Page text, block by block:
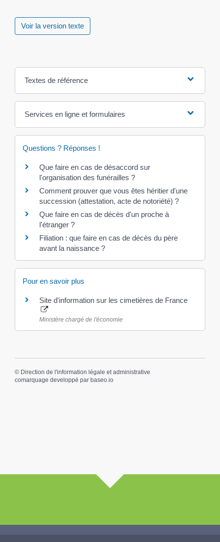
Voir la version texte
Textes de référence
Services en ligne et formulaires
Questions ? Réponses !
Que faire en cas de désaccord sur
l'organisation des funérailles ?
Comment prouver que vous êtes héritier d'une
succession (attestation, acte de notoriété) ?
Que faire en cas de décès d'un proche à
l'étranger ?
Filiation : que faire en cas de décès du père
avant la naissance ?
Pour en savoir plus
Site d'information sur les cimetières de France
Ministère chargé de l'économie
© Direction de l'information légale et administrative
comarquage developpé par baseo.io